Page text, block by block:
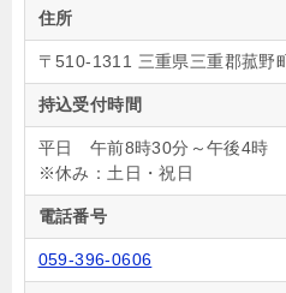
住所
〒510-1311 三重県三重郡菰野
持込受付時間
平日 午前8時30分～午後4時
※休み：土日・祝日
電話番号
059-396-0606